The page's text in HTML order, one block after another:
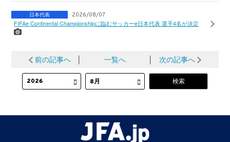
日本代表 2026/08/07
FIFAe Continental Championshipに臨むサッカーe日本代表 選手4名が決定
前の記事へ 一覧へ 次の記事へ